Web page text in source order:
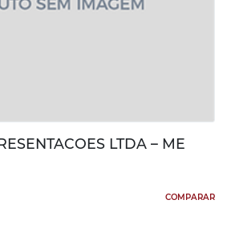
LTDA – ME
COMPARAR